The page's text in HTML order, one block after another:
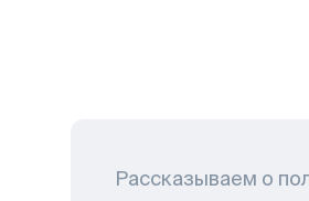
Рассказываем о